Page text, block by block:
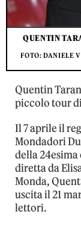
QUENTIN
FOTO: DANIELE
Quentin
piccolo tour
Il 7 aprile il
Mondadori
della
diretta da
Monda,
uscita il 21
lettori.